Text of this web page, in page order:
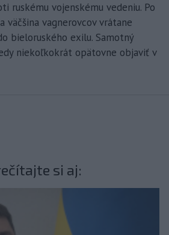
ruskému vojenskému vedeniu. Po
väčšina vagnerovcov vrátane
bieloruského exilu. Samotný
niekoľkokrát opätovne objaviť v
si aj: